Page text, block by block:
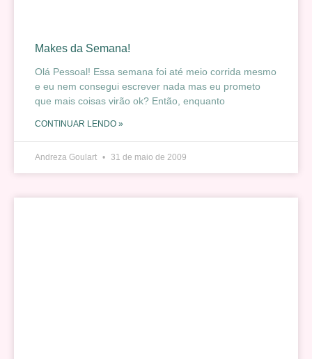
Makes da Semana!
Olá Pessoal! Essa semana foi até meio corrida mesmo
e eu nem consegui escrever nada mas eu prometo
que mais coisas virão ok? Então, enquanto
CONTINUAR LENDO »
Andreza Goulart 31 de maio de 2009